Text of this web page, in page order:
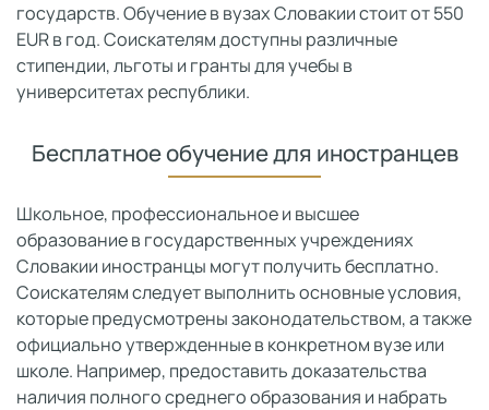
государств. Обучение в вузах Словакии стоит от 550
EUR в год. Соискателям доступны различные
стипендии, льготы и гранты для учебы в
университетах республики.
Бесплатное обучение для иностранцев
Школьное, профессиональное и высшее
образование в государственных учреждениях
Словакии иностранцы могут получить бесплатно.
Соискателям следует выполнить основные условия,
которые предусмотрены законодательством, а также
официально утвержденные в конкретном вузе или
школе. Например, предоставить доказательства
наличия полного среднего образования и набрать